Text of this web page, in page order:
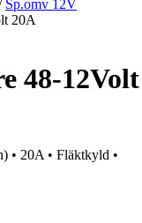
Sp.omv 12V
20A
48-12Volt
• 20A • Fläktkyld •